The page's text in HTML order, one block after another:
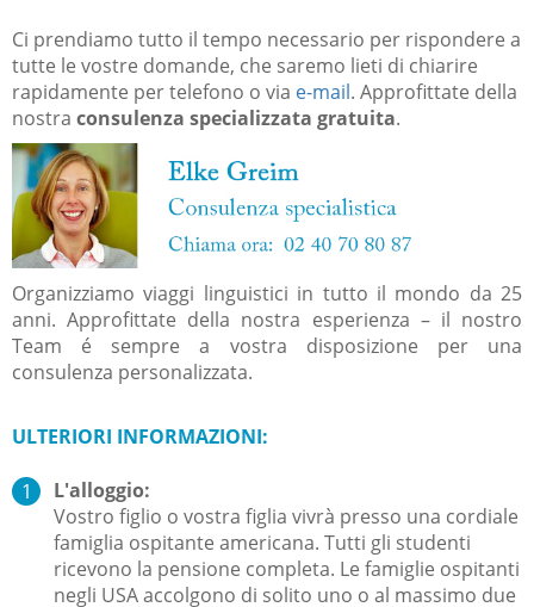
Ci prendiamo tutto il tempo necessario per rispondere a
tutte le vostre domande, che saremo lieti di chiarire
rapidamente per telefono o via e-mail. Approfittate della
nostra consulenza specializzata gratuita.
Organizziamo viaggi linguistici in tutto il mondo da 25
anni. Approfittate della nostra esperienza – il nostro
Team é sempre a vostra disposizione per una
consulenza personalizzata.
ULTERIORI INFORMAZIONI:
L'alloggio:
Vostro figlio o vostra figlia vivrà presso una cordiale
famiglia ospitante americana. Tutti gli studenti
ricevono la pensione completa. Le famiglie ospitanti
negli USA accolgono di solito uno o al massimo due